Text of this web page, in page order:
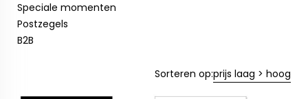
Speciale momenten
Postzegels
B2B
Sorteren op:prijs laag > hoog